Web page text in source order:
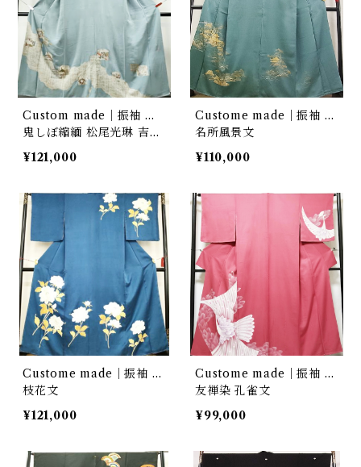
Custom made｜振袖 …
鬼しぼ縮緬 松尾光琳 吉祥
文
¥121,000
Custome made｜振袖 …
名所風景文
¥110,000
Custome made｜振袖 …
枝花文
¥121,000
Custome made｜振袖 …
友禅染 孔雀文
¥99,000